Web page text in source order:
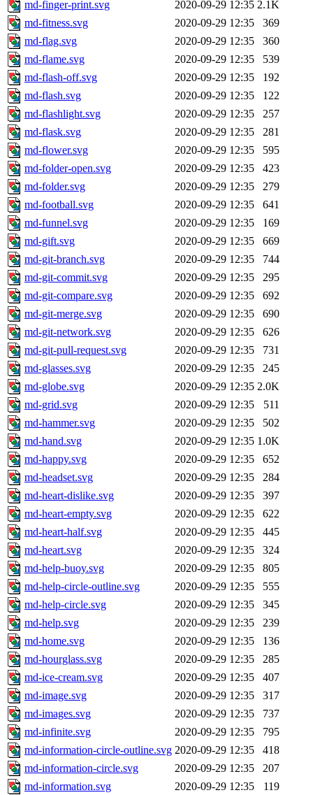
md-finger-print.svg
2020-09-29 12:35 2.1K
md-fitness.svg
2020-09-29 12:35
369
md-flag.svg
2020-09-29 12:35
360
md-flame.svg
2020-09-29 12:35
539
md-flash-off.svg
2020-09-29 12:35
192
md-flash.svg
2020-09-29 12:35
122
md-flashlight.svg
2020-09-29 12:35
257
md-flask.svg
2020-09-29 12:35
281
md-flower.svg
2020-09-29 12:35
595
md-folder-open.svg
2020-09-29 12:35
423
md-folder.svg
2020-09-29 12:35
279
md-football.svg
2020-09-29 12:35
641
md-funnel.svg
2020-09-29 12:35
169
md-gift.svg
2020-09-29 12:35
669
md-git-branch.svg
2020-09-29 12:35
744
md-git-commit.svg
2020-09-29 12:35
295
md-git-compare.svg
2020-09-29 12:35
692
md-git-merge.svg
2020-09-29 12:35
690
md-git-network.svg
2020-09-29 12:35
626
md-git-pull-request.svg
2020-09-29 12:35
731
md-glasses.svg
2020-09-29 12:35
245
md-globe.svg
2020-09-29 12:35 2.0K
md-grid.svg
2020-09-29 12:35
511
md-hammer.svg
2020-09-29 12:35
502
md-hand.svg
2020-09-29 12:35 1.0K
md-happy.svg
2020-09-29 12:35
652
md-headset.svg
2020-09-29 12:35
284
md-heart-dislike.svg
2020-09-29 12:35
397
md-heart-empty.svg
2020-09-29 12:35
622
md-heart-half.svg
2020-09-29 12:35
445
md-heart.svg
2020-09-29 12:35
324
md-help-buoy.svg
2020-09-29 12:35
805
md-help-circle-outline.svg
2020-09-29 12:35
555
md-help-circle.svg
2020-09-29 12:35
345
md-help.svg
2020-09-29 12:35
239
md-home.svg
2020-09-29 12:35
136
md-hourglass.svg
2020-09-29 12:35
285
md-ice-cream.svg
2020-09-29 12:35
407
md-image.svg
2020-09-29 12:35
317
md-images.svg
2020-09-29 12:35
737
md-infinite.svg
2020-09-29 12:35
795
md-information-circle-outline.svg 2020-09-29 12:35
418
md-information-circle.svg
2020-09-29 12:35
207
md-information.svg
2020-09-29 12:35 119